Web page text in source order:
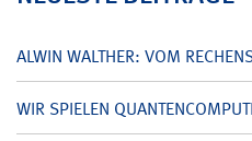
ALWIN WALTHER: VOM
WIR SPIELEN